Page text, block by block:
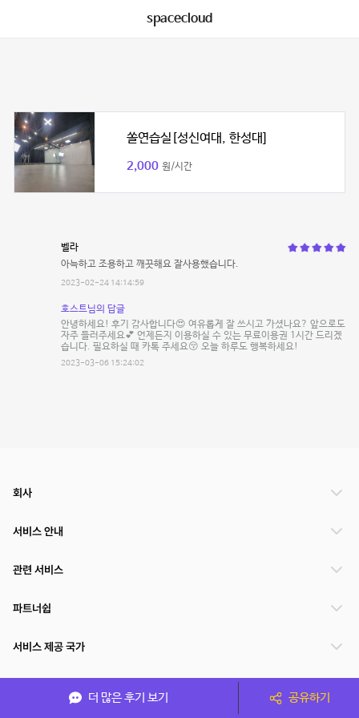
spacecloud
쏠연습실[성신여대, 한성대]
2,000 원/시간
벨라
아늑하고 조용하고 깨끗해요 잘사용했습니다.
2023-02-24 14:14:59
호스트님의 답글
안녕하세요! 후기 감사합니다😍 여유롭게 잘 쓰시고 가셨나요? 앞으로도
자주 들러주세요💕 언제든지 이용하실 수 있는 무료이용권 1시간 드리겠
습니다. 필요하실 때 카톡 주세요😚 오늘 하루도 행복하세요!
2023-03-06 15:24:02
더 많은 후기 보기 공유하기
회사
서비스 안내
관련 서비스
파트너쉽
서비스 제공 국가
(주)NSPACE 사업자정보